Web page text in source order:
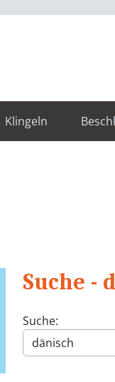
Klingeln
Suche -
Suche: